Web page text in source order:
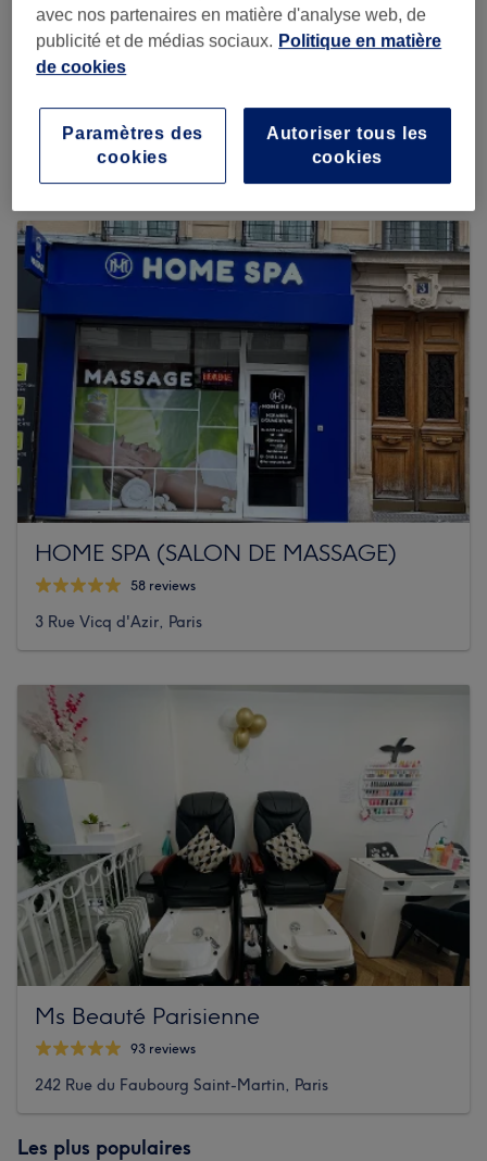
66 Avenue Simon Bolivar, 75019 Paris
HOME SPA (SALON DE MASSAGE)
58 reviews
3 Rue Vicq d'Azir, Paris
Ms Beauté Parisienne
93 reviews
242 Rue du Faubourg Saint-Martin, Paris
Les plus populaires
avec nos partenaires en matière d'analyse web, de
publicité et de médias sociaux. Politique en matière
de cookies
Autoriser tous les
cookies
Paramètres des
cookies